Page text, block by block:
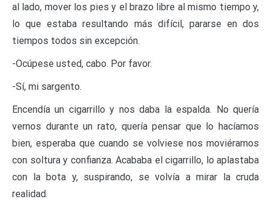
al lado, mover los pies y el brazo libre al mismo tiempo y,
lo que estaba resultando más difícil, pararse en dos
tiempos todos sin excepción.
-Ocúpese usted, cabo. Por favor.
-Sí, mi sargento.
Encendía un cigarrillo y nos daba la espalda. No quería
vernos durante un rato, quería pensar que lo hacíamos
bien, esperaba que cuando se volviese nos moviéramos
con soltura y confianza. Acababa el cigarrillo, lo aplastaba
con la bota y, suspirando, se volvía a mirar la cruda
realidad.